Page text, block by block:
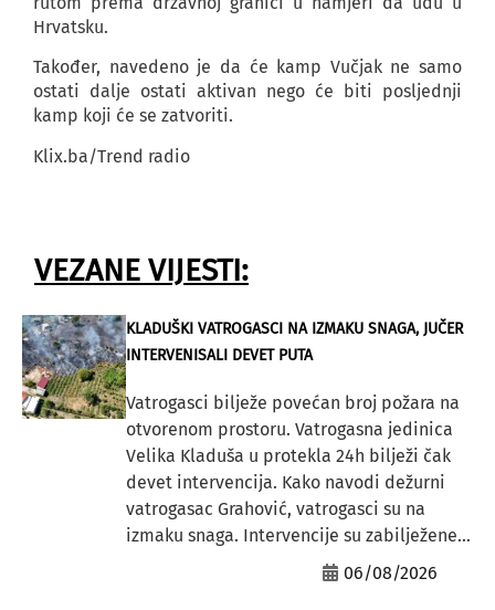
Hrvatsku.
Također, navedeno je da će kamp Vučjak ne samo
ostati dalje ostati aktivan nego će biti posljednji
kamp koji će se zatvoriti.
Klix.ba/Trend radio
VEZANE VIJESTI:
KLADUŠKI VATROGASCI NA IZMAKU SNAGA, JUČER
INTERVENISALI DEVET PUTA
Vatrogasci bilježe povećan broj požara na
otvorenom prostoru. Vatrogasna jedinica
Velika Kladuša u protekla 24h bilježi čak
devet intervencija. Kako navodi dežurni
vatrogasac Grahović, vatrogasci su na
izmaku snaga. Intervencije su zabilježene...
06/08/2026